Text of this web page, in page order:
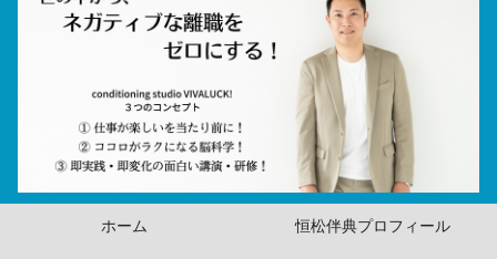
ホーム 恒松伴典プロフィール